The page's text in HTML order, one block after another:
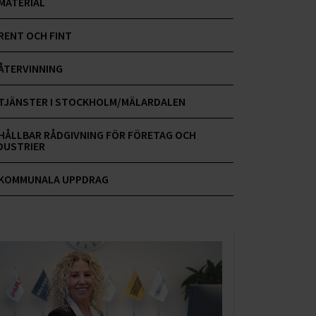
OCH FINT
I STOCKHOLM/MÄLARDALEN
RÅDGIVNING FÖR FÖRETAG OCH
UPPDRAG